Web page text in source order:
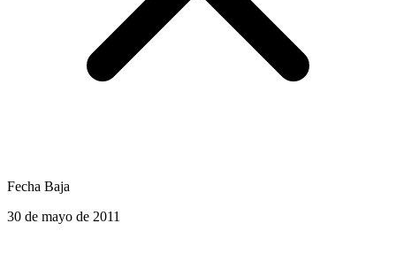
Fecha Baja
30 de mayo de 2011